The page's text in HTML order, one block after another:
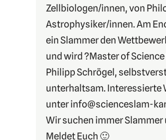
Zellbiologen/innen, von
Astrophysiker/innen. Am
ein Slammer den
und wird ?Master of
Philipp Schrögel,
unterhaltsam. Interessierte
unter info@scienceslam-
Wir suchen immer
Meldet Euch 🙂